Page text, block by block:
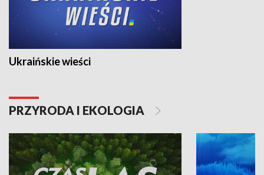
Ukraińskie wieści
PRZYRODA I EKOLOGIA